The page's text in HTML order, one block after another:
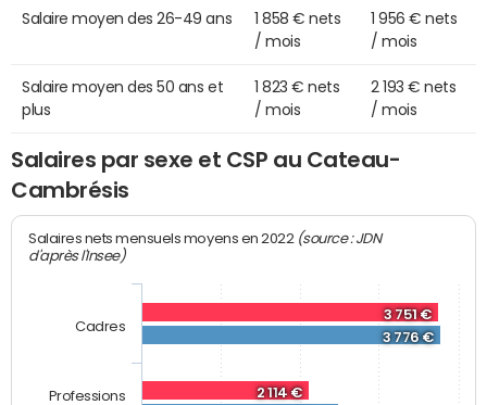
Salaire moyen des 26-49 ans
1 858 € nets
/ mois
1 956 € nets
/ mois
Salaire moyen des 50 ans et
plus
1 823 € nets
/ mois
2 193 € nets
/ mois
Salaires par sexe et CSP au Cateau-
Cambrésis
Salaires nets mensuels moyens en 2022 (source : JDN
d'après l'Insee)
3 751 €
2 114 €
3 776 €
Cadres
Professions